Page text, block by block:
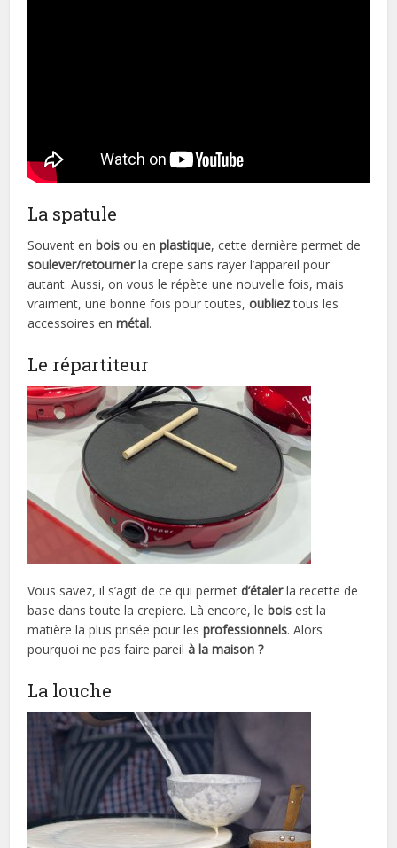
La spatule
Souvent enbois ou enplastique, cette dernière permet de
soulever/retournerla crepe sans rayer l’appareil pour
autant. Aussi, on vous le répète une nouvelle fois, mais
vraiment, une bonne fois pour toutes,oublieztous les
accessoires enmétal.
Le répartiteur
Vous savez, il s’agit de ce qui permetd’étalerla recette de
base dans toute la crepiere. Là encore, lebois est la
matière la plus prisée pour lesprofessionnels. Alors
pourquoi ne pas faire pareilà la maison ?
La louche